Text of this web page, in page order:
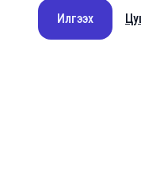
Илгээх